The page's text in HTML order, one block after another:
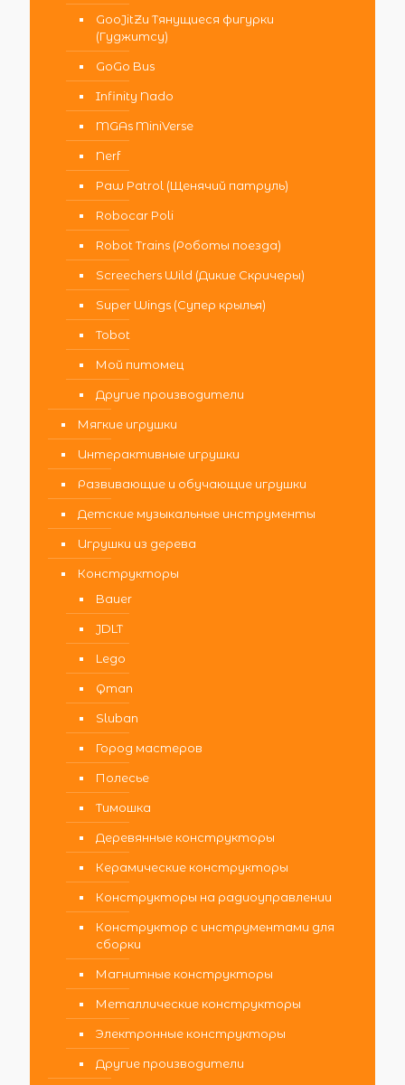
GooJitZu Тянущиеся фигурки
(Гуджитсу)
GoGo Bus
Infinity Nado
MGAs MiniVerse
Nerf
Paw Patrol (Щенячий патруль)
Robocar Poli
Robot Trains (Роботы поезда)
Screechers Wild (Дикие Скричеры)
Super Wings (Супер крылья)
Tobot
Мой питомец
Другие производители
Мягкие игрушки
Интерактивные игрушки
Развивающие и обучающие игрушки
Детские музыкальные инструменты
Игрушки из дерева
Конструкторы
Bauer
JDLT
Lego
Qman
Sluban
Город мастеров
Полесье
Тимошка
Деревянные конструкторы
Керамические конструкторы
Конструкторы на радиоуправлении
Конструктор с инструментами для
сборки
Магнитные конструкторы
Металлические конструкторы
Электронные конструкторы
Другие производители